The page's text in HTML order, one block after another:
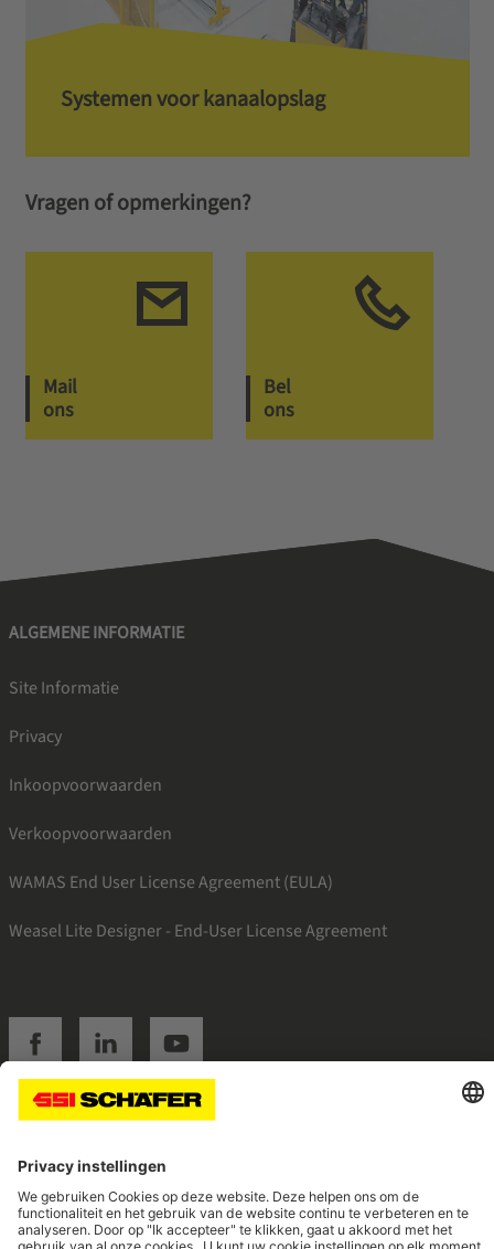
Systemen voor kanaalopslag
Vragen of opmerkingen?
Mail
ons
Bel
ons
ALGEMENE INFORMATIE
Site Informatie
Privacy
Inkoopvoorwaarden
Verkoopvoorwaarden
WAMAS End User License Agreement (EULA)
Weasel Lite Designer - End-User License Agreement
SSI facebookSSI linkedinSSI youtube
Navigate to home page